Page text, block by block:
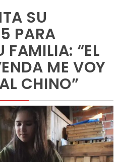
SU
PARA
FAMILIA: “EL
ME VOY
CHINO”